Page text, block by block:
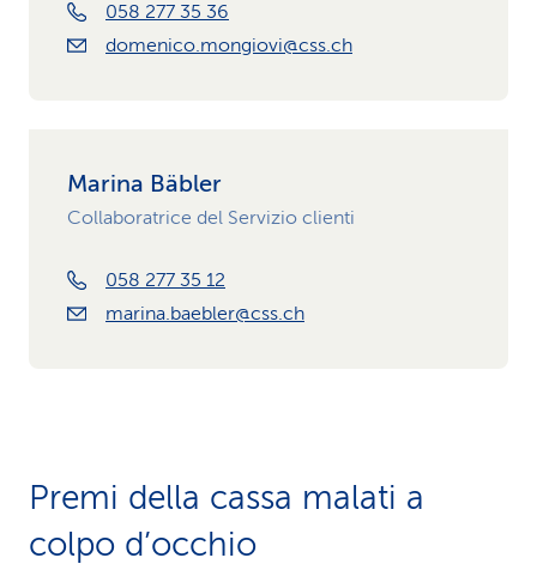
058 277 35 36
domenico.mongiovi@css.ch
Marina Bäbler
Collaboratrice del Servizio clienti
058 277 35 12
marina.baebler@css.ch
Premi della cassa malati a
colpo d’occhio